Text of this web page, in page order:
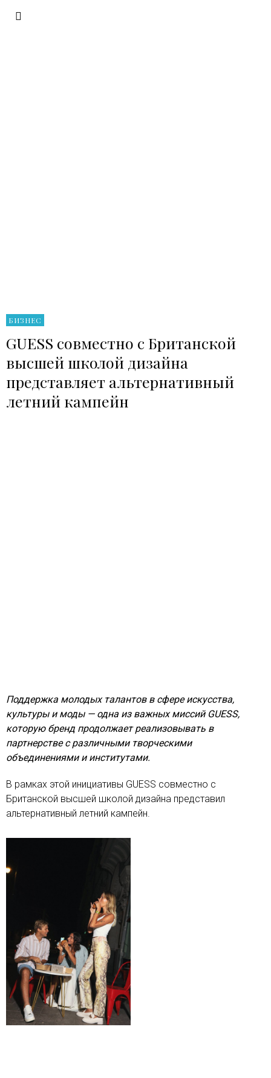
БИЗНЕС
GUESS совместно с Британской
высшей школой дизайна
представляет альтернативный
летний кампейн
Поддержка молодых талантов в сфере искусства,
культуры и моды — одна из важных миссий GUESS,
которую бренд продолжает реализовывать в
партнерстве с различными творческими
объединениями и институтами.
В рамках этой инициативы GUESS совместно с
Британской высшей школой дизайна представил
альтернативный летний кампейн.